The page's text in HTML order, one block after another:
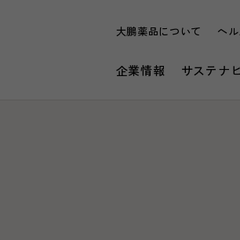
大鵬薬品について ヘ
企業情報 サステナ